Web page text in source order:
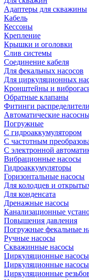
Адаптеры для скважины
Кабель
Кессоны
Крепление
Крышки и оголовки
Слив системы
Соединение кабеля
Для фекальных насосов
Для циркуляционных
Кронштейны и
Обратные клапаны
Фитинги распределители
Автоматические
Погружные
С гидроаккумулятором
С частотным
С электронной
Вибрационные насосы
Гидроаккумуляторы
Горизонтальные насосы
Для колодцев и
Для конденсата
Дренажные насосы
Канализационные
Повышения давления
Погружные фекальные
Ручные насосы
Скважинные насосы
Циркуляционные
Циркуляционные
Циркуляционные